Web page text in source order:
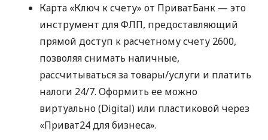
Карта «Ключ к счету» от ПриватБанк — это
инструмент для ФЛП, предоставляющий
прямой доступ к расчетному счету 2600,
позволяя снимать наличные,
рассчитываться за товары/услуги и платить
налоги 24/7. Оформить ее можно
виртуально (Digital) или пластиковой через
«Приват24 для бизнеса».